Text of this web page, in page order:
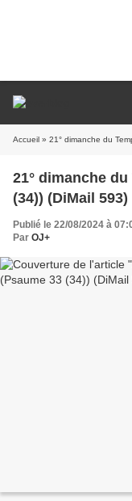
Accueil » 21° dimanche du
21° dimanche
(34)) (DiMail 593)
Publié le 22/08/2024 à
Par OJ+